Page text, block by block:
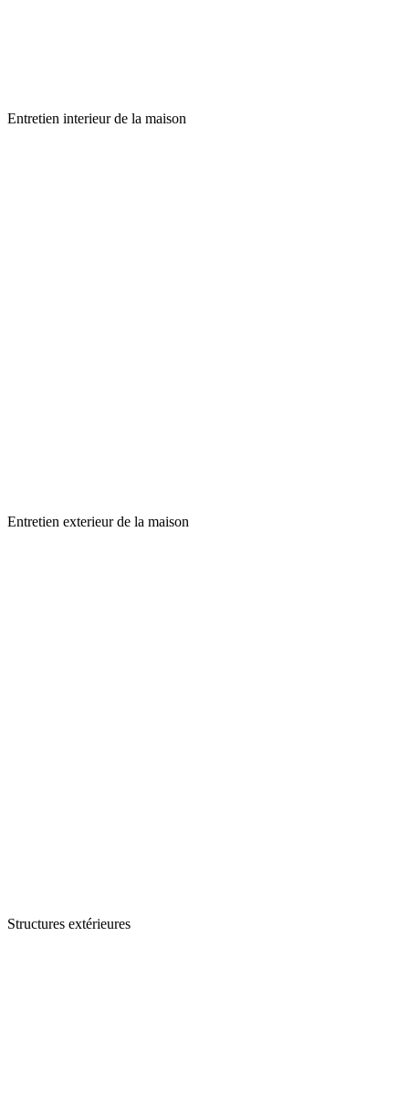
Entretien interieur de la maison
Entretien exterieur de la maison
Structures extérieures